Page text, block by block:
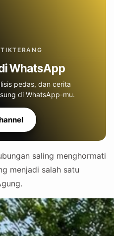
WhatsApp
pedas, dan cerita
di WhatsApp-mu.
saling menghormati
menjadi salah satu